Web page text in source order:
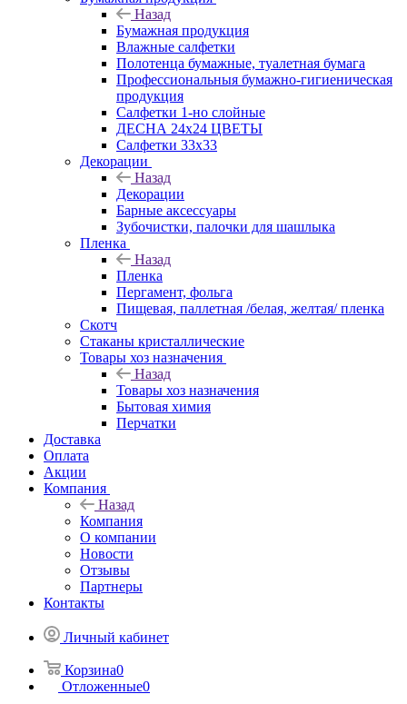
Назад
Бумажная продукция
Влажные салфетки
Полотенца бумажные, туалетная бумага
Профессиональныя бумажно-гигиеническая
продукция
Салфетки 1-но слойные
ДЕСНА 24х24 ЦВЕТЫ
Салфетки 33х33
Декорации
Назад
Декорации
Барные аксессуары
Зубочистки, палочки для шашлыка
Пленка
Назад
Пленка
Пергамент, фольга
Пищевая, паллетная /белая, желтая/ пленка
Скотч
Стаканы кристаллические
Товары хоз назначения
Назад
Товары хоз назначения
Бытовая химия
Перчатки
Доставка
Оплата
Акции
Компания
Назад
Компания
О компании
Новости
Отзывы
Партнеры
Контакты
Личный кабинет
Корзина0
Отложенные0